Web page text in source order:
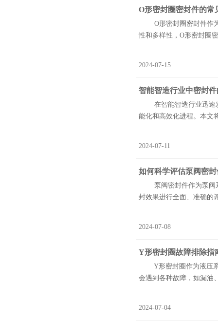
O形密封圈密封件的常
O形密封圈密封件作为
性和多样性，O形密封圈
2024-07-15
智能智造行业中密封
在智能智造行业迅速发
能化和高效化进程。本文
2024-07-11
如何科学评估泵阀密
泵阀密封件作为泵阀系
封效果进行全面、准确的
2024-07-08
Y形密封圈故障排除指
Y形密封圈作为液压系
会遇到各种故障，如漏油
2024-07-04